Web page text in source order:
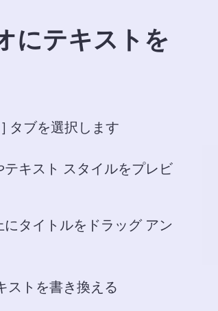
にテキストを
タブを選択します
キスト スタイルをプレビ
タイトルをドラッグ アン
ストを書き換える